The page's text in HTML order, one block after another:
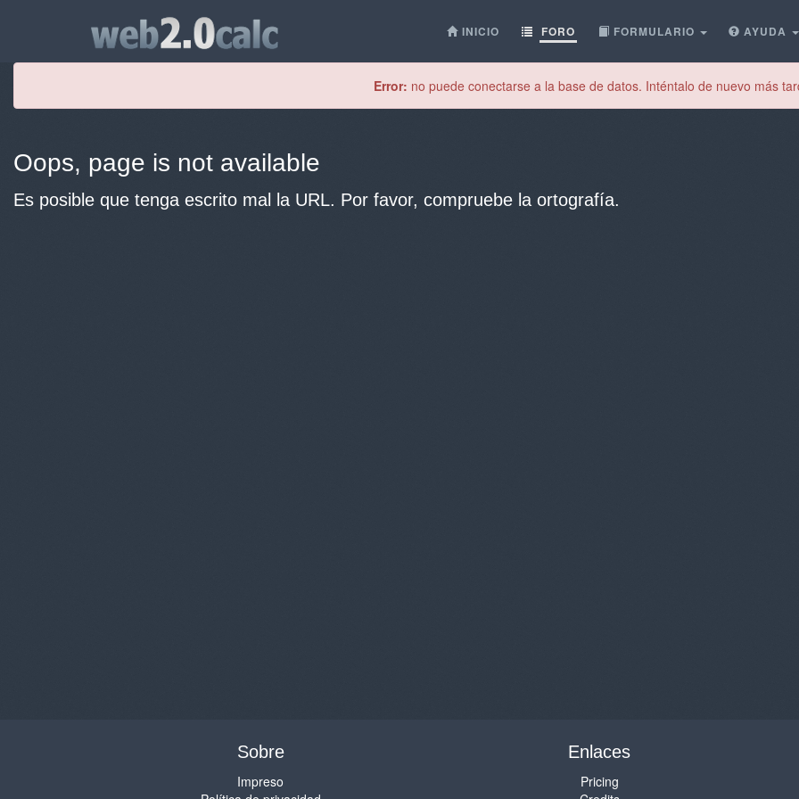
INICIO FORO FORMULARIO AYUDA
Error: no puede conectarse a la base de datos. Inténtalo de nuevo más
Oops, page is not available
Es posible que tenga escrito mal la URL. Por favor, compruebe la ortografía.
Sobre
Impreso
Enlaces
Pricing